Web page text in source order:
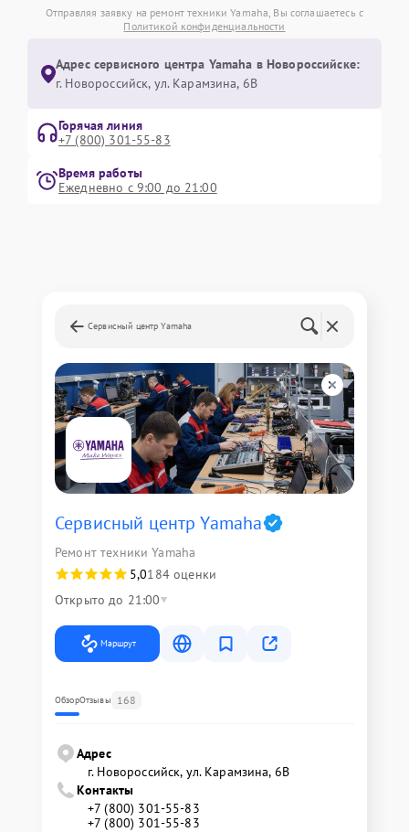
Отправляя заявку на ремонт техники Yamaha, Вы соглашаетесь с
Политикой конфиденциальности
Адрес сервисного центра Yamaha в Новороссийске:
г. Новороссийск, ул. Карамзина, 6В
Горячая линия
+7 (800) 301-55-83
Время работы
Ежедневно с 9:00 до 21:00
Сервисный центр Yamaha
Сервисный центр Yamaha
Ремонт техники Yamaha
5,0184 оценки
Открыто до 21:00
Маршрут
ОбзорОтзывы 168
Адрес
г. Новороссийск, ул. Карамзина, 6В
Контакты
+7 (800) 301-55-83
+7 (800) 301-55-83